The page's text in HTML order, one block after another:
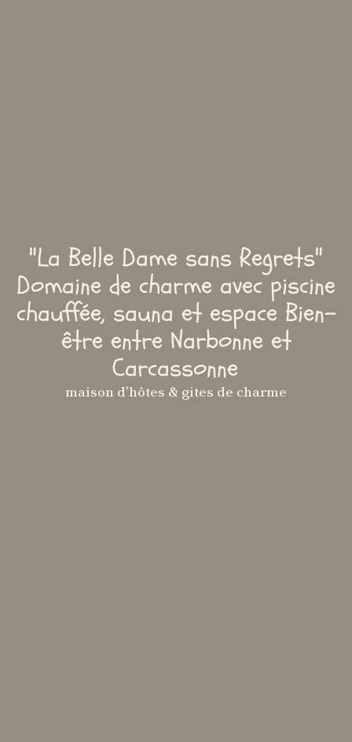
"La Belle Dame sans Regrets"
Domaine de charme avec piscine
chauffée, sauna et espace Bien-
être entre Narbonne et
Carcassonne
maison d'hôtes & gites de charme